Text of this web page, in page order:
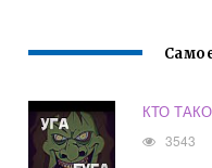
КТО
3543